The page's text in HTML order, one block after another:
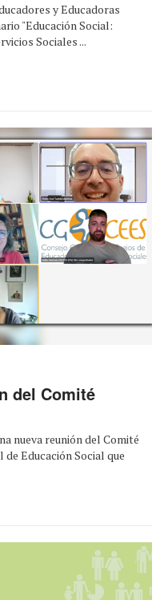
y Educadoras
"Educación Social:
Sociales ...
del Comité
nueva reunión del Comité
Educación Social que